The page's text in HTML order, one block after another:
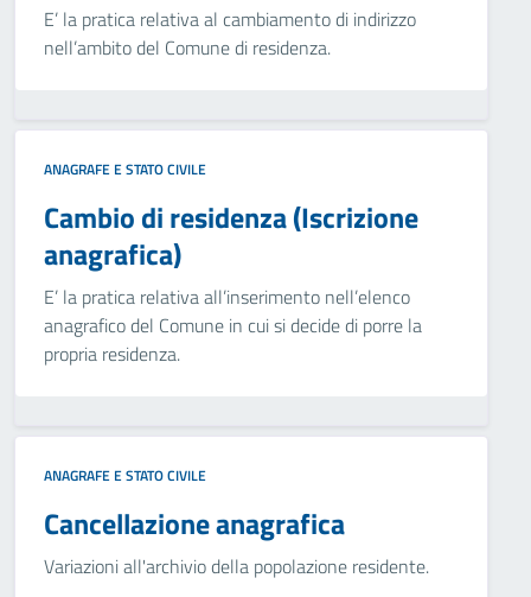
E’ la pratica relativa al cambiamento di indirizzo
nell’ambito del Comune di residenza.
ANAGRAFE E STATO CIVILE
Cambio di residenza (Iscrizione
anagrafica)
E’ la pratica relativa all’inserimento nell’elenco
anagrafico del Comune in cui si decide di porre la
propria residenza.
ANAGRAFE E STATO CIVILE
Cancellazione anagrafica
Variazioni all'archivio della popolazione residente.